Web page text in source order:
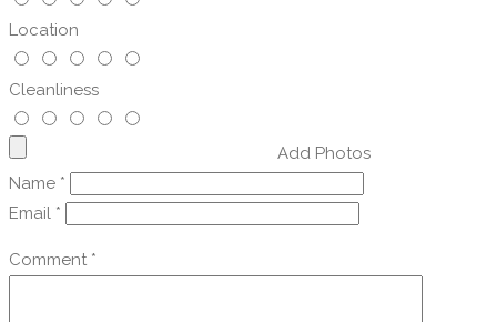
Location
Cleanliness
Add Photos
Name *
Email *
Comment *